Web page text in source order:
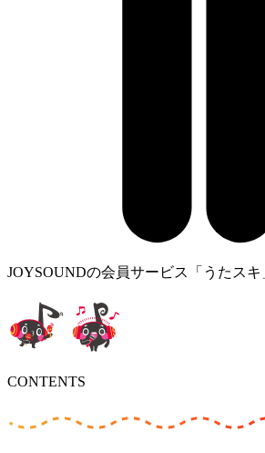
JOYSOUNDの会員サービス「うたスキ
CONTENTS